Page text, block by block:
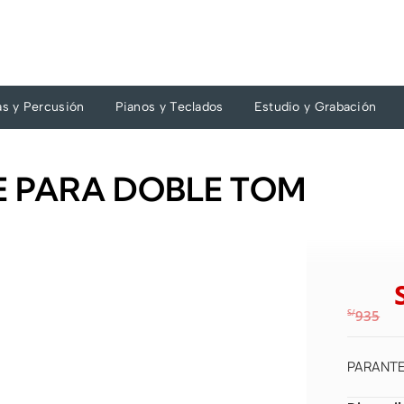
y Percusión Pianos y Teclados Estudio y Grabación
PARA DOBLE TOM
S/935